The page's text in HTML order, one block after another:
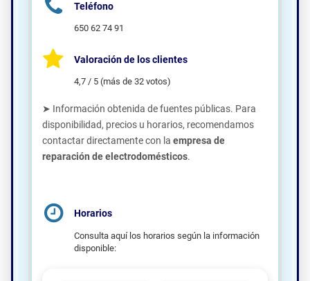
Teléfono
650 62 74 91
Valoración de los clientes
4,7 / 5 (más de 32 votos)
➤ Información obtenida de fuentes públicas. Para
disponibilidad, precios u horarios, recomendamos
contactar directamente con la empresa de
reparación de electrodomésticos.
Horarios
Consulta aquí los horarios según la información
disponible: